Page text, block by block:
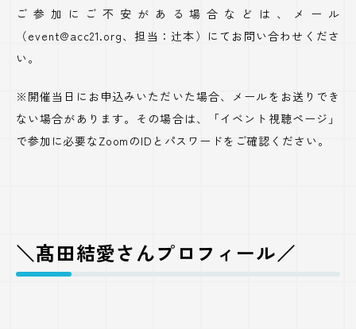
ご参加にご不安がある場合などは、メール
（event@acc21.org、担当：辻本）にてお問い合わせくださ
い。
※開催当日にお申込みいただいた場合、メールをお送りでき
ない場合があります。その場合は、「イベント視聴ページ」
で参加に必要なZoomのIDとパスワードをご確認ください。
＼髙田結愛さんプロフィール／